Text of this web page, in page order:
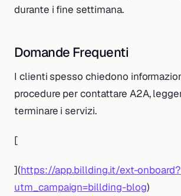
durante i fine settimana.
Domande Frequenti
I clienti spesso chiedono
procedure per contattare A2A,
terminare i servizi.
[
](https://app.billding.it/ext-onboard?
utm_campaign=billding-blog)